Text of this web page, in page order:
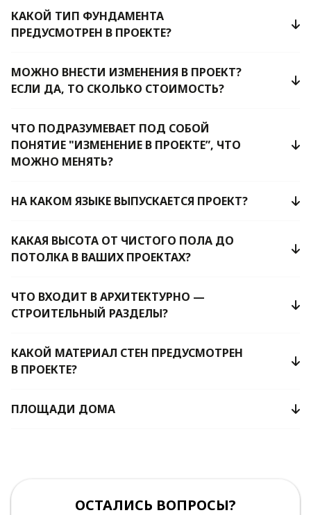
КАКОЙ ТИП ФУНДАМЕНТА
ПРЕДУСМОТРЕН В ПРОЕКТЕ?
МОЖНО ВНЕСТИ ИЗМЕНЕНИЯ В ПРОЕКТ?
ЕСЛИ ДА, ТО СКОЛЬКО СТОИМОСТЬ?
ЧТО ПОДРАЗУМЕВАЕТ ПОД СОБОЙ
ПОНЯТИЕ "ИЗМЕНЕНИЕ В ПРОЕКТЕ”, ЧТО
МОЖНО МЕНЯТЬ?
НА КАКОМ ЯЗЫКЕ ВЫПУСКАЕТСЯ ПРОЕКТ?
КАКАЯ ВЫСОТА ОТ ЧИСТОГО ПОЛА ДО
ПОТОЛКА В ВАШИХ ПРОЕКТАХ?
ЧТО ВХОДИТ В АРХИТЕКТУРНО —
СТРОИТЕЛЬНЫЙ РАЗДЕЛЫ?
КАКОЙ МАТЕРИАЛ СТЕН ПРЕДУСМОТРЕН
В ПРОЕКТЕ?
ПЛОЩАДИ ДОМА
ОСТАЛИСЬ ВОПРОСЫ?